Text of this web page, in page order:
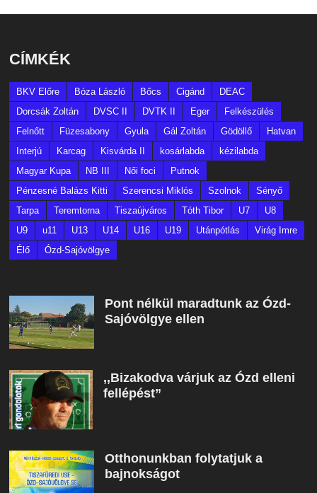
CÍMKÉK
BKV Előre Bóza László Bőcs Cigánd
DEAC
Dorcsák Zoltán
DVSC II DVTK II Eger
Felkészülés
Felnőtt
Füzesabony Gyula Gál Zoltán Gödöllő
Hatvan
Interjú
Karcag Kisvárda II kosárlabda
kézilabda
Magyar Kupa
NB III Női foci
Putnok
Pénzesné Balázs Kitti
Szerencsi Miklós Szolnok
Sényő
Tarpa
Teremtorna Tiszaújváros Tóth Tibor U7
U8
U9
u11 U13 U14 U16 U19 Utánpótlás
Virág Imre
Élő
Ózd-Sajóvölgye
Pont nélkül maradtunk az Ózd-
Sajóvölgye ellen
,,Bizakodva várjuk az Ózd elleni
fellépést”
Otthonunkban folytatjuk a
bajnokságot